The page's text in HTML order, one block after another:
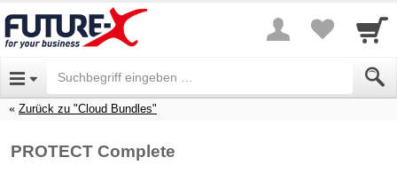
Zurück zu "Cloud Bundles"
PROTECT Complete